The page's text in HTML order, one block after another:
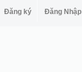
Đăng ký Đăng Nhập